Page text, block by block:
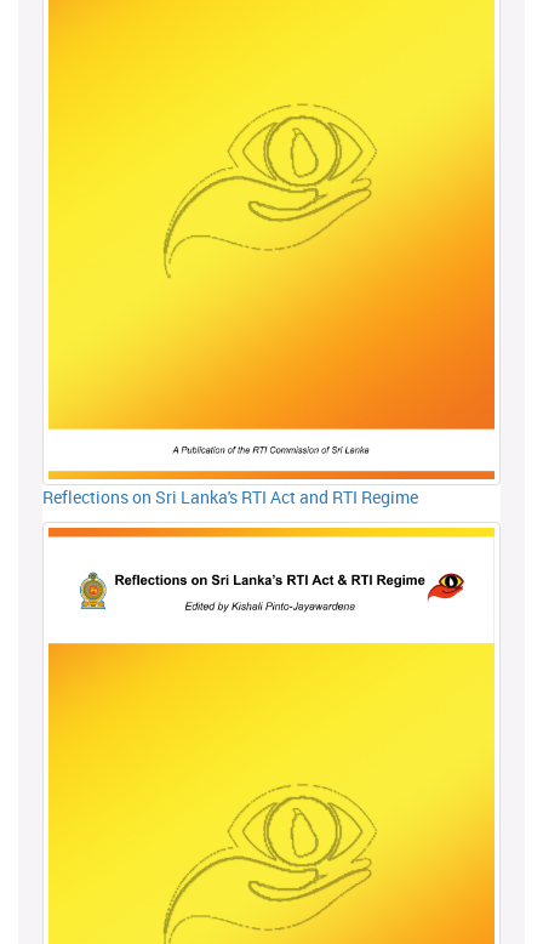
Reflections on Sri Lanka's RTI Act and RTI Regime